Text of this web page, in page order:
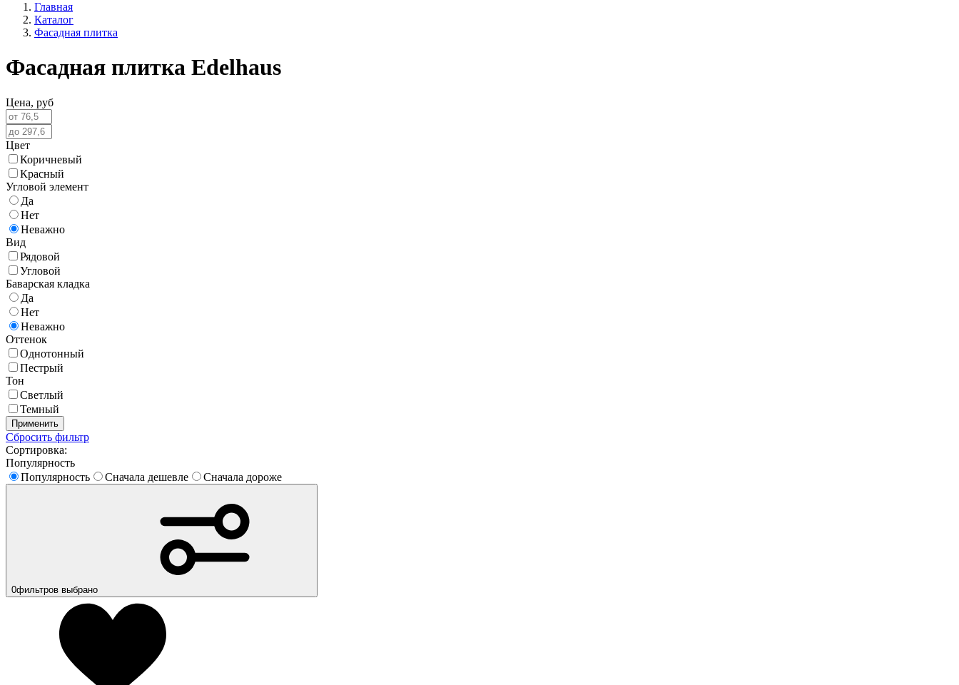
Главная
Каталог
Фасадная плитка
Фасадная плитка Edelhaus
Цена, руб
Цвет
Коричневый
Красный
Угловой элемент
Да
Нет
Неважно
Вид
Рядовой
Угловой
Баварская кладка
Да
Нет
Неважно
Оттенок
Однотонный
Пестрый
Тон
Светлый
Темный
Применить
Сбросить фильтр
Сортировка:
Популярность
Популярность
Сначала дешевле Сначала дороже
0фильтров выбрано